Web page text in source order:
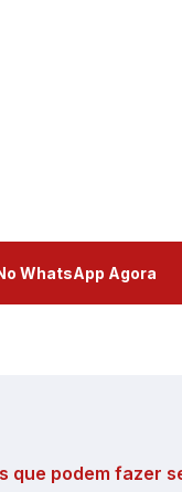
WhatsApp Agora
que podem fazer